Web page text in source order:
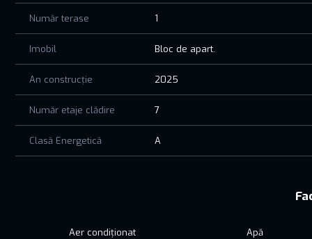
Număr terase 1
Imobil Bloc de apart.
An construcție 2025
Număr etaje clădire 7
Clasă Energetică A
Aer condiționat Apă